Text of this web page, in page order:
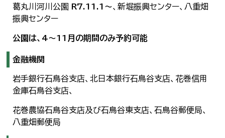
葛丸川河川公園 R7.11.1～、新堀振興センター、八重畑
振興センター
公園は、4～11月の期間のみ予約可能
金融機関
岩手銀行石鳥谷支店、北日本銀行石鳥谷支店、花巻信用
金庫石鳥谷支店、
花巻農協石鳥谷支店及び石鳥谷東支店、石鳥谷郵便局、
八重畑郵便局